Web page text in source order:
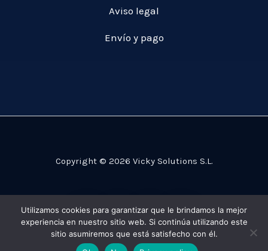
Aviso legal
Envío y pago
Copyright © 2026 Vicky Solutions S.L.
Utilizamos cookies para garantizar que le brindamos la mejor
experiencia en nuestro sitio web. Si continúa utilizando este
sitio asumiremos que está satisfecho con él.